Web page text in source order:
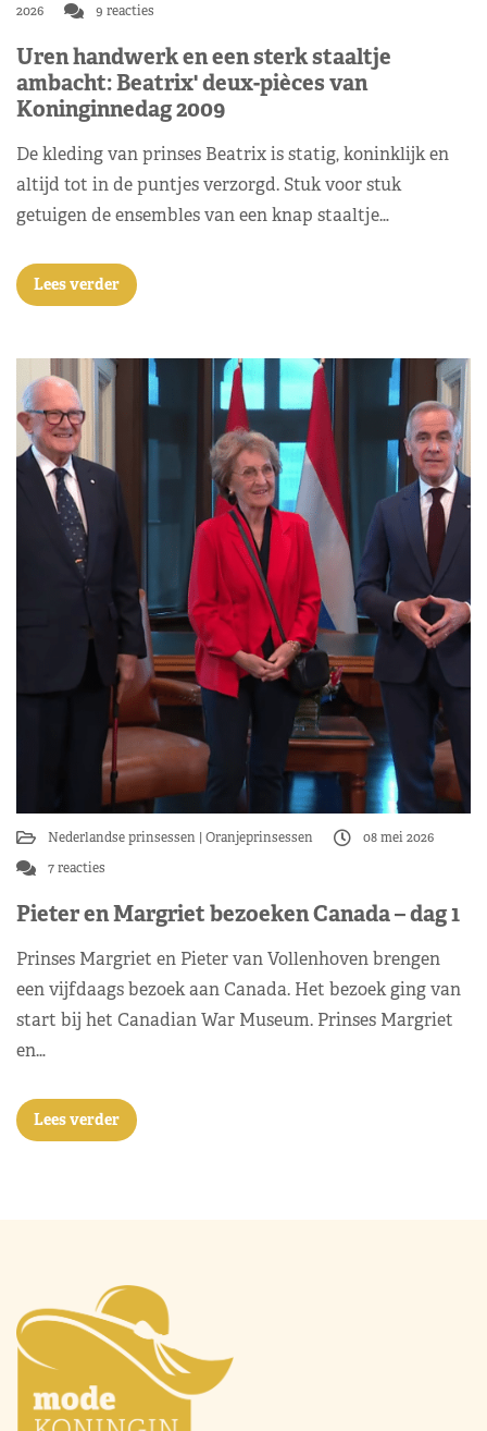
2026
9 reacties
Uren handwerk en een sterk staaltje
ambacht: Beatrix' deux-pièces van
Koninginnedag 2009
De kleding van prinses Beatrix is statig, koninklijk en
altijd tot in de puntjes verzorgd. Stuk voor stuk
getuigen de ensembles van een knap staaltje…
Lees verder
Nederlandse prinsessen Oranjeprinsessen
08 mei 2026
7 reacties
Pieter en Margriet bezoeken Canada – dag 1
Prinses Margriet en Pieter van Vollenhoven brengen
een vijfdaags bezoek aan Canada. Het bezoek ging van
start bij het Canadian War Museum. Prinses Margriet
en…
Lees verder